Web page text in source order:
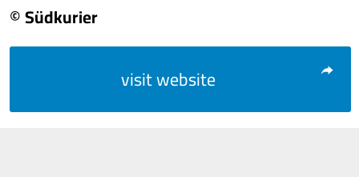
© Südkurier
visit website